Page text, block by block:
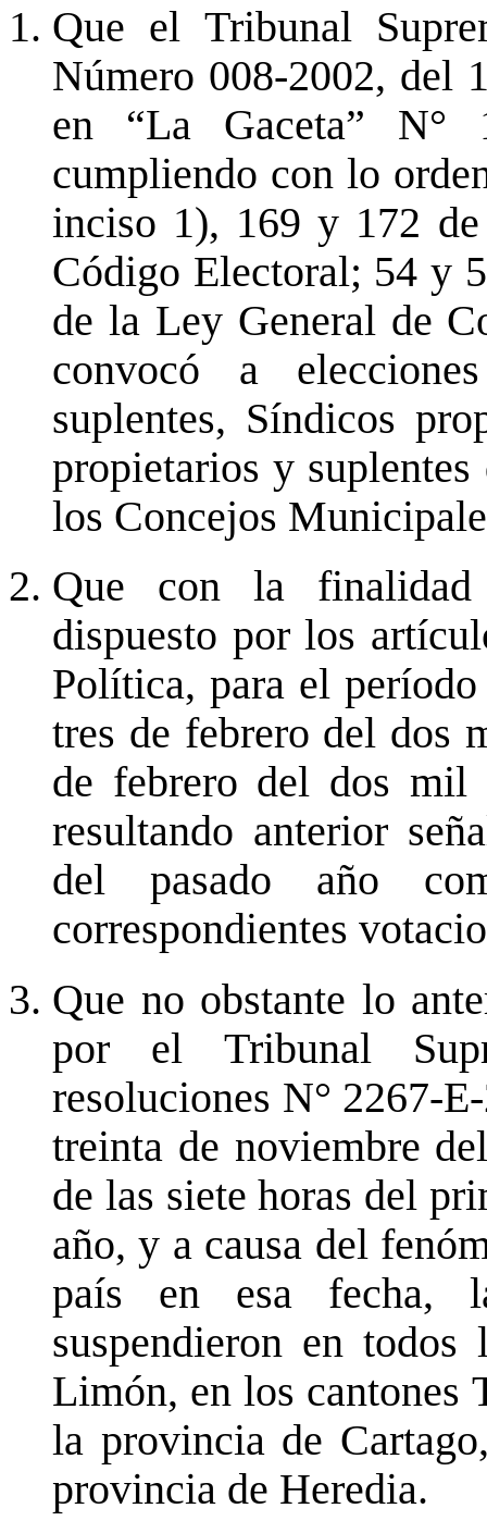
Que el Tribunal
Número 008-2002, del
en “La Gaceta”
cumpliendo con lo
inciso 1), 169 y 172
Código Electoral; 54 y
de la Ley General de
convocó a
suplentes, Síndicos
propietarios y
los Concejos
Que con la
dispuesto por los
Política, para el
tres de febrero del dos
de febrero del dos mil
resultando anterior
del pasado año
correspondientes
Que no obstante lo
por el Tribunal
resoluciones N° 2267-
treinta de noviembre
de las siete horas del
año, y a causa del
país en esa fecha,
suspendieron en
Limón, en los cantones
la provincia de
provincia de Heredia.